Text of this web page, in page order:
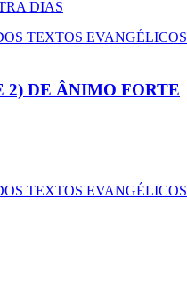
DIAS
TEXTOS EVANGÉLICOS
2) DE ÂNIMO FORTE
TEXTOS EVANGÉLICOS